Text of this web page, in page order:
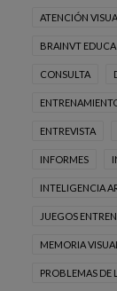
ATENCIÓN
BRAINVT EDUCA
CONSULTA
ENTREVISTA
INFORMES
INTELIGENCIA
JUEGOS
MEMORIA VISUAL
PROBLEMAS DE